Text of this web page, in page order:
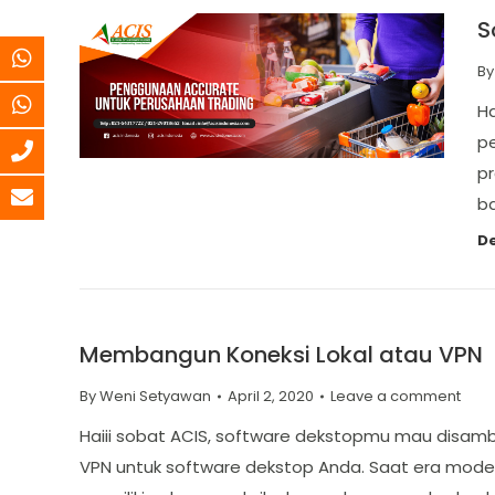
By
Membangun Koneksi Lokal atau VPN
ByWeni Setyawan April 2, 2020 Leave a comment
Haiii sobat ACIS, software dekstopmu mau
VPN untuk software dekstop Anda. Saat era